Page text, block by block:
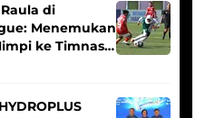
di
Menemukan
ke Timnas